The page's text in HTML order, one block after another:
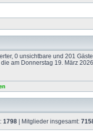
0 unsichtbare und 201
am Donnerstag 19. März
1798 | Mitglieder insgesamt: